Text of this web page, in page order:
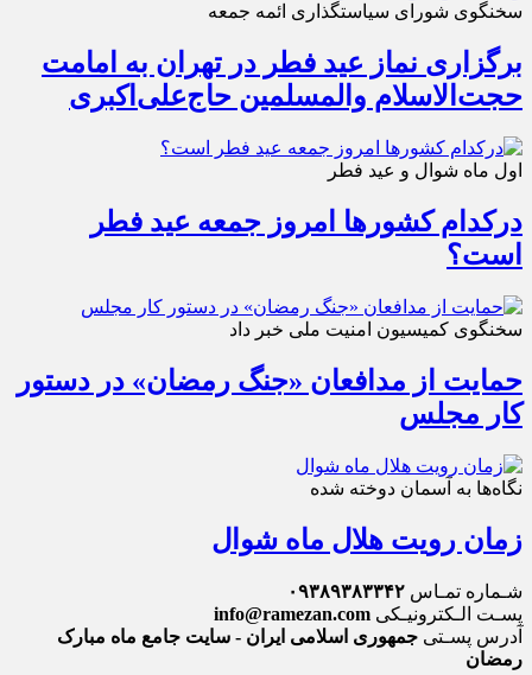
سخنگوی شورای سیاستگذاری ائمه جمعه
برگزاری نماز عید فطر در تهران به امامت
حجت‌الاسلام والمسلمین حاج‌علی‌اکبری
اول ماه شوال و عید فطر
درکدام کشورها امروز جمعه عید فطر
است؟
سخنگوی کمیسیون امنیت ملی خبر داد
حمایت از مدافعان «جنگ رمضان» در دستور
کار مجلس
نگاه‌ها به آسمان دوخته شده
زمان رویت هلال ماه شوال
شـماره تمـاس ۰۹۳۸۹۳۸۳۳۴۲
پسـت الـکترونیـکی info@ramezan.com
آدرس پسـتی جمهوری اسلامی ایران - سایت جامع ماه مبارک
رمضان